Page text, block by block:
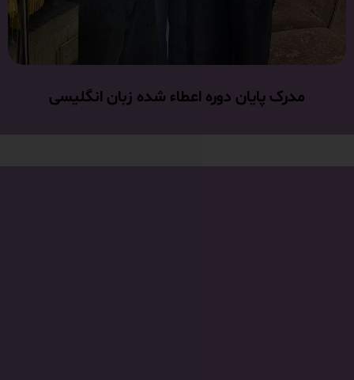
مدرک پایان دوره اعطاء شده زبان انگلیسی